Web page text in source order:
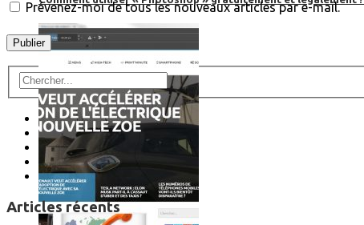
Prévenez-moi de tous les nouveaux articles par e-mail.
Articles récents